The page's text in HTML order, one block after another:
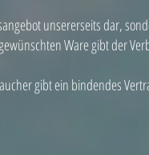
unsererseits dar,
Ware gibt der
gibt ein bindendes